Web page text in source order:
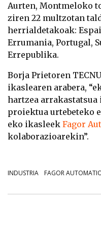
Aurten, Montmeloko
ziren 22 multzotan
herrialdetakoak:
Errumania, Portugal,
Errepublika.
Borja Prietoren
ikaslearen arabera,
hartzea
proiektua urtebeteko
eko ikasleek Fagor
kolaborazioarekin”.
INDUSTRIA FAGOR